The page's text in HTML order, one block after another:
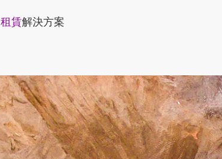
租賃解決方案